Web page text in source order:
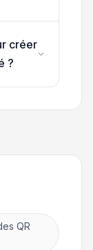
créer
?
QR